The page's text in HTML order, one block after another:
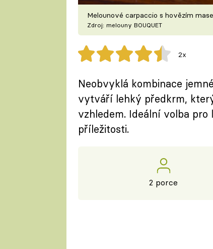
Melounové carpaccio s hovězím
Zdroj: melouny BOUQUET
2x
Neobvyklá kombinace
vytváří lehký předkrm,
vzhledem. Ideální volba
příležitosti.
2 porce